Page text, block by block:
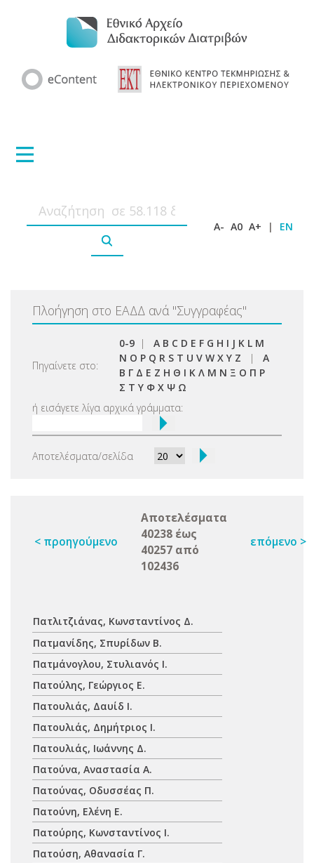
A- A0 A+ | EN
Πλοήγηση στο ΕΑΔΔ ανά "Συγγραφέας"
Πηγαίνετε στο:
0-9 | A B C D E F G H I J K L M
N O P Q R S T U V W X Y Z | Α
Β Γ Δ Ε Ζ Η Θ Ι Κ Λ Μ Ν Ξ Ο Π Ρ
Σ Τ Υ Φ Χ Ψ Ω
ή εισάγετε λίγα αρχικά γράμματα:
Αποτελέσματα/σελίδα
< προηγούμενο
Αποτελέσματα
40238 έως
40257 από
102436
επόμενο >
Πατλιτζιάνας, Κωνσταντίνος Δ.
Πατμανίδης, Σπυρίδων Β.
Πατμάνογλου, Στυλιανός Ι.
Πατούλης, Γεώργιος Ε.
Πατουλιάς, Δαυίδ Ι.
Πατουλιάς, Δημήτριος Ι.
Πατουλιάς, Ιωάννης Δ.
Πατούνα, Αναστασία Α.
Πατούνας, Οδυσσέας Π.
Πατούνη, Ελένη Ε.
Πατούρης, Κωνσταντίνος Ι.
Πατούση, Αθανασία Γ.